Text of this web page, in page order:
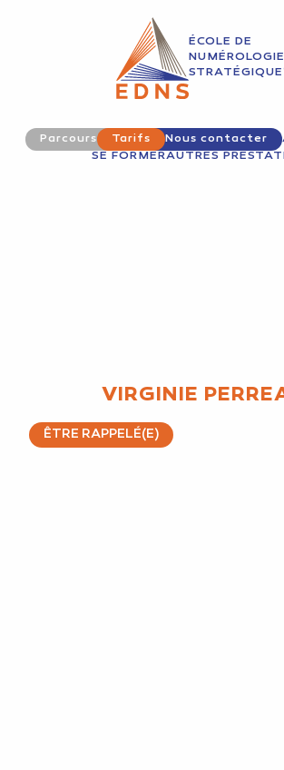
ÉCOLE DE
NUMÉROLOGIE
STRATÉGIQUE
Parcours Tarifs Nous contacter
SE FORMERAUTRES
VIRGINIE
ÊTRE RAPPELÉ(E)